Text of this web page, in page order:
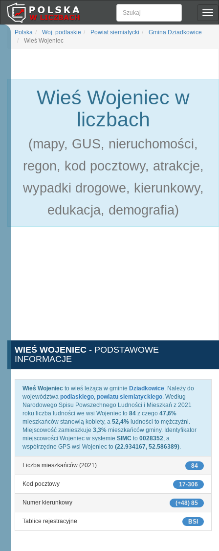
Polska Woj. podlaskie Powiat siemiatycki
Gmina Dziadkowice
Wieś Wojeniec
Wieś Wojeniec w
liczbach
(mapy, GUS, nieruchomości,
regon, kod pocztowy, atrakcje,
wypadki drogowe, kierunkowy,
edukacja, demografia)
WIEŚ WOJENIEC - PODSTAWOWE
INFORMACJE
Wieś Wojeniec to wieś leżąca w gminie Dziadkowice. Należy do
województwa podlaskiego, powiatu siemiatyckiego. Według
Narodowego Spisu Powszechnego Ludności i Mieszkań z 2021
roku liczba ludności we wsi Wojeniec to 84 z czego 47,6%
mieszkańców stanowią kobiety, a 52,4% ludności to mężczyźni.
Miejscowość zamieszkuje 3,3% mieszkańców gminy. Identyfikator
miejscowości Wojeniec w systemie SIMC to 0028352, a
współrzędne GPS wsi Wojeniec to (22.934167, 52.586389).
84
Liczba mieszkańców (2021)
17-306
Kod pocztowy
(+48) 85
Numer kierunkowy
BSI
Tablice rejestracyjne